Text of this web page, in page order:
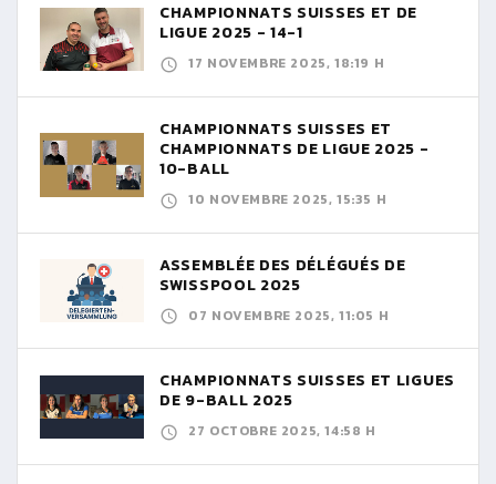
CHAMPIONNATS SUISSES ET DE
LIGUE 2025 - 14-1
17 NOVEMBRE 2025, 18:19 H
CHAMPIONNATS SUISSES ET
CHAMPIONNATS DE LIGUE 2025 -
10-BALL
10 NOVEMBRE 2025, 15:35 H
ASSEMBLÉE DES DÉLÉGUÉS DE
SWISSPOOL 2025
07 NOVEMBRE 2025, 11:05 H
CHAMPIONNATS SUISSES ET LIGUES
DE 9-BALL 2025
27 OCTOBRE 2025, 14:58 H